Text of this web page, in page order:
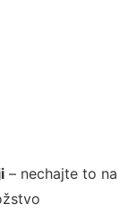
– nechajte to na